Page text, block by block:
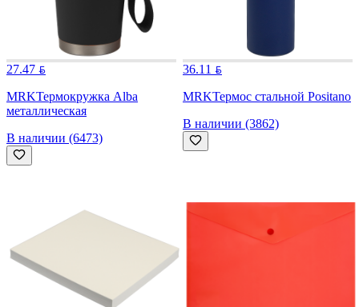
27.47
MRKТермокружка Alba
металлическая
В наличии (6473)
36.11
MRKТермос стальной Positano
В наличии (3862)